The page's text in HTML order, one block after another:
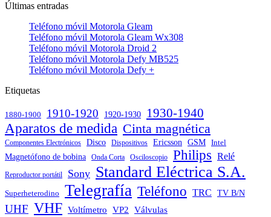
Últimas entradas
Teléfono móvil Motorola Gleam
Teléfono móvil Motorola Gleam Wx308
Teléfono móvil Motorola Droid 2
Teléfono móvil Motorola Defy MB525
Teléfono móvil Motorola Defy +
Etiquetas
1880-1900 1910-1920 1920-1930 1930-1940
Aparatos de medida Cinta magnética
Componentes Electrónicos Disco Dispositivos Ericsson GSM Intel
Magnetófono de bobina
Onda Corta Osciloscopio Philips Relé
Reproductor portátil Sony Standard Eléctrica S.A.
Superheterodino Telegrafía Teléfono TRC TV B/N
UHF VHF Voltímetro VP2 Válvulas